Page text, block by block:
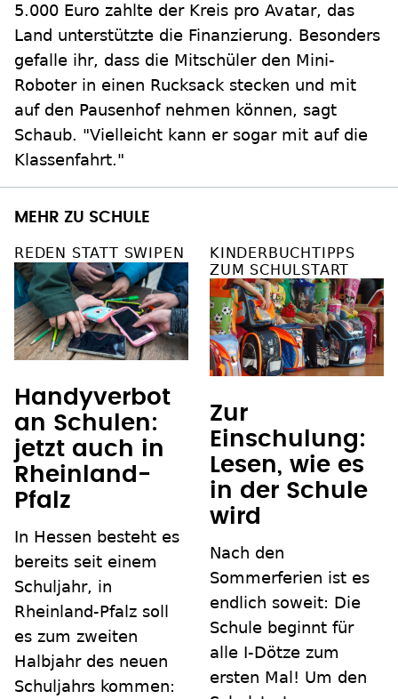
5.000 Euro zahlte der Kreis pro Avatar, das
Land unterstützte die Finanzierung. Besonders
gefalle ihr, dass die Mitschüler den Mini-
Roboter in einen Rucksack stecken und mit
auf den Pausenhof nehmen können, sagt
Schaub. "Vielleicht kann er sogar mit auf die
Klassenfahrt."
MEHR ZU SCHULE
REDEN STATT SWIPEN
Handyverbot
an Schulen:
jetzt auch in
Rheinland-
Pfalz
In Hessen besteht es
bereits seit einem
Schuljahr, in
Rheinland-Pfalz soll
es zum zweiten
Halbjahr des neuen
Schuljahrs kommen:
KINDERBUCHTIPPS
ZUM SCHULSTART
Zur
Einschulung:
Lesen, wie es
in der Schule
wird
Nach den
Sommerferien ist es
endlich soweit: Die
Schule beginnt für
alle I-Dötze zum
ersten Mal! Um den